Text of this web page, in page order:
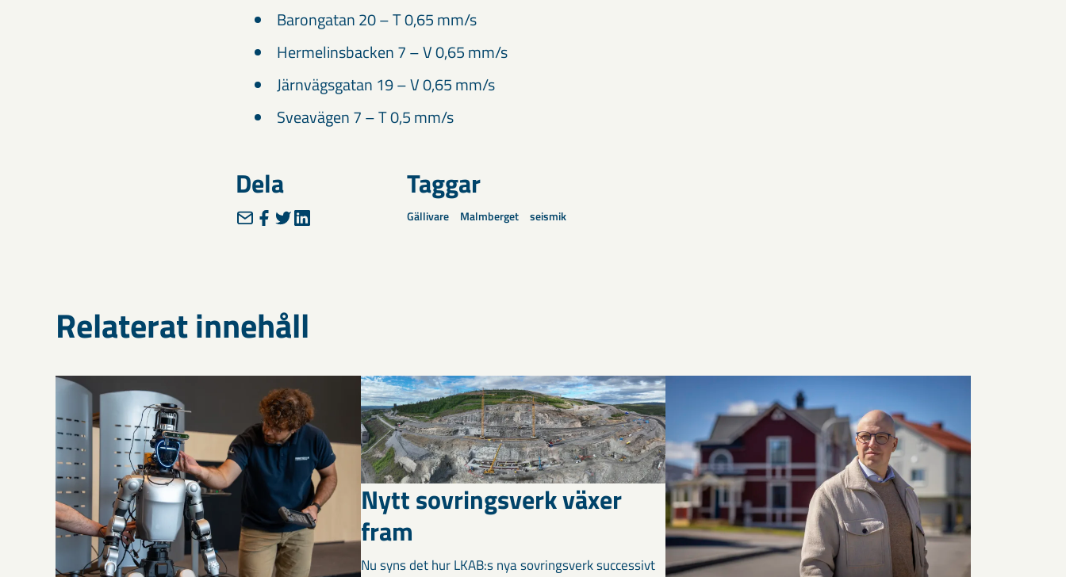
Barongatan 20 – T 0,65 mm/s
Hermelinsbacken 7 – V 0,65 mm/s
Järnvägsgatan 19 – V 0,65 mm/s
Sveavägen 7 – T 0,5 mm/s
Dela Taggar
Gällivare Malmberget seismik
Relaterat innehåll
Nytt sovringsverk växer
fram
Nu syns det hur LKAB:s nya sovringsverk successivt